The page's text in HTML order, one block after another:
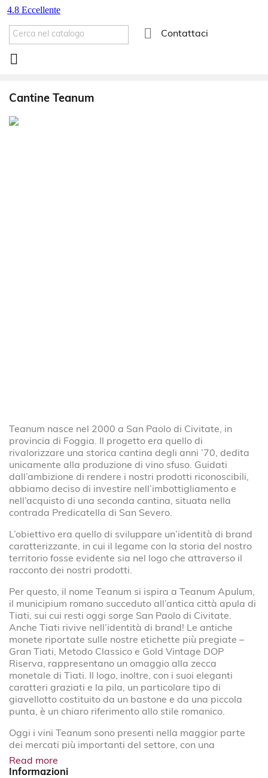
 Contattaci

Cantine Teanum
Teanum nasce nel 2000 a San Paolo di Civitate, in
provincia di Foggia. Il progetto era quello di
rivalorizzare una storica cantina degli anni ’70, dedita
unicamente alla produzione di vino sfuso. Guidati
dall’ambizione di rendere i nostri prodotti riconoscibili,
abbiamo deciso di investire nell’imbottigliamento e
nell’acquisto di una seconda cantina, situata nella
contrada Predicatella di San Severo.
L’obiettivo era quello di sviluppare un’identità di brand
caratterizzante, in cui il legame con la storia del nostro
territorio fosse evidente sia nel logo che attraverso il
racconto dei nostri prodotti.
Per questo, il nome Teanum si ispira a Teanum Apulum,
il municipium romano succeduto all’antica città apula di
Tiati, sui cui resti oggi sorge San Paolo di Civitate.
Anche Tiati rivive nell’identità di brand! Le antiche
monete riportate sulle nostre etichette più pregiate –
Gran Tiati, Metodo Classico e Gold Vintage DOP
Riserva, rappresentano un omaggio alla zecca
monetale di Tiati. Il logo, inoltre, con i suoi eleganti
caratteri graziati e la pila, un particolare tipo di
giavellotto costituito da un bastone e da una piccola
punta, è un chiaro riferimento allo stile romanico.
Oggi i vini Teanum sono presenti nella maggior parte
dei mercati più importanti del settore, con una
produzione annua di 1,5 milioni di bottiglie.
Read more
Informazioni